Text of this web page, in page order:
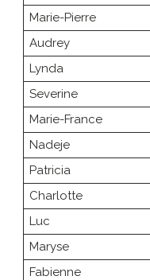
Marie-Pierre
Audrey
Lynda
Severine
Marie-France
Nadeje
Patricia
Charlotte
Luc
Maryse
Fabienne